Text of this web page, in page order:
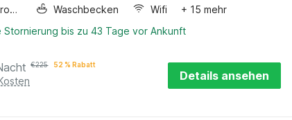
Kombi-mikrowelle
Waschbecken Wifi
+ 15 mehr
Stornierung bis zu 43 Tage vor Ankunft
€225 52 % Rabatt
Details ansehen